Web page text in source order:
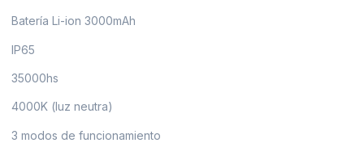
Batería Li-ion 3000mAh
IP65
35000hs
4000K (luz neutra)
3 modos de funcionamiento